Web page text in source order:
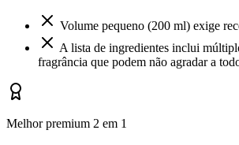
Volume pequeno (200 ml) exige
A lista de ingredientes inclui
fragrância que podem não agradar a
Melhor premium 2 em 1